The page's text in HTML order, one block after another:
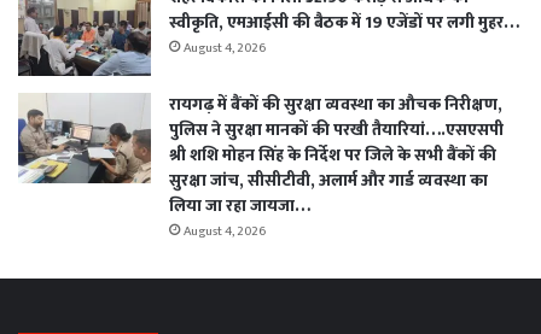
स्वीकृति, एमआईसी की बैठक में 19 एजेंडों पर लगी मुहर…
August 4, 2026
रायगढ़ में बैंकों की सुरक्षा व्यवस्था का औचक निरीक्षण,
पुलिस ने सुरक्षा मानकों की परखी तैयारियां….एसएसपी
श्री शशि मोहन सिंह के निर्देश पर जिले के सभी बैंकों की
सुरक्षा जांच, सीसीटीवी, अलार्म और गार्ड व्यवस्था का
लिया जा रहा जायजा…
August 4, 2026